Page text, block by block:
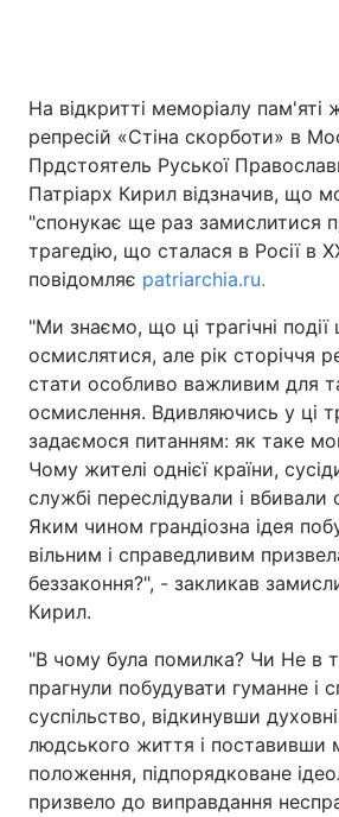
На відкритті меморіалу пам'яті
репресій «Стіна скорботи» в
Прдстоятель Руської
Патріарх Кирил відзначив, що
"спонукає ще раз замислитися
трагедію, що сталася в Росії в
повідомляє patriarchia.ru.
"Ми знаємо, що ці трагічні
осмислятися, але рік сторіччя
стати особливо важливим для
осмислення. Вдивляючись у ці
задаємося питанням: як таке
Чому жителі однієї країни,
службі переслідували і
Яким чином грандіозна ідея
вільним і справедливим
беззаконня?", - закликав
Кирил.
"В чому була помилка? Чи Не в
прагнули побудувати гуманне і
суспільство, відкинувши
людського життя і поставивши
положення, підпорядковане
призвело до виправдання